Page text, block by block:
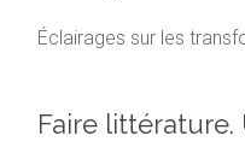
Éclairages sur les
Faire littérature.